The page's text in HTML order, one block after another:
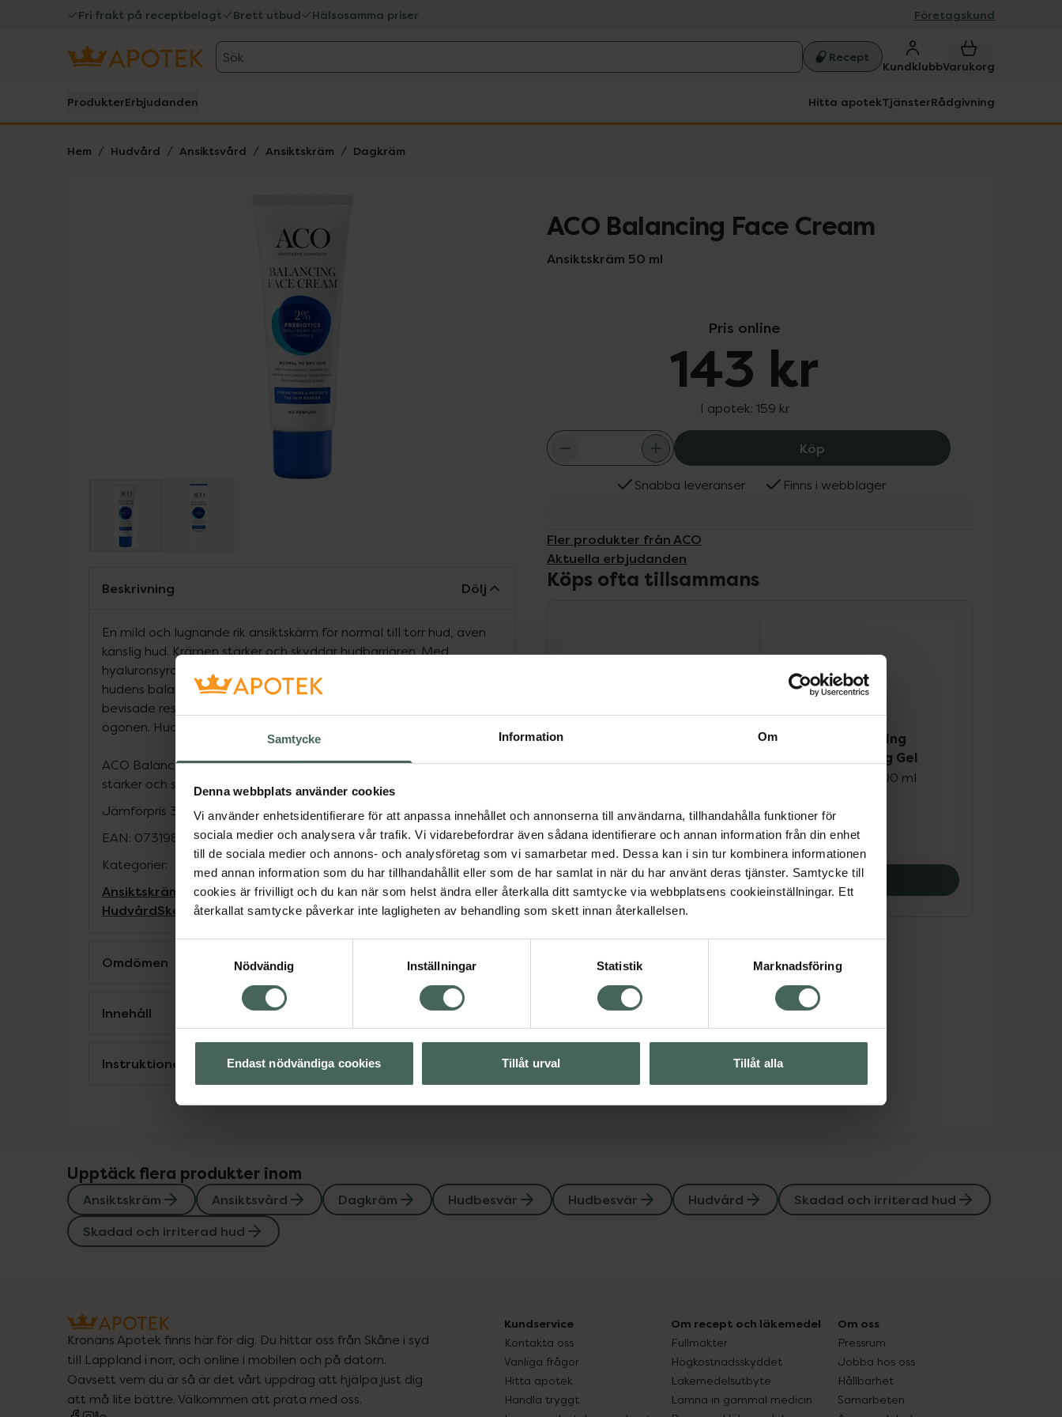
Samtycke Information Om
Denna webbplats använder cookies
Vi använder enhetsidentifierare för att anpassa innehållet och annonserna till användarna, tillhandahålla funktioner för
sociala medier och analysera vår trafik. Vi vidarebefordrar även sådana identifierare och annan information från din enhet
till de sociala medier och annons- och analysföretag som vi samarbetar med. Dessa kan i sin tur kombinera informationen
med annan information som du har tillhandahållit eller som de har samlat in när du har använt deras tjänster. Samtycke till
cookies är frivilligt och du kan när som helst ändra eller återkalla ditt samtycke via webbplatsens cookieinställningar. Ett
återkallat samtycke påverkar inte lagligheten av behandling som skett innan återkallelsen.
Nödvändig
Inställningar Statistik Marknadsföring
Endast nödvändiga cookies Tillåt urval Tillåt alla
Fri frakt på receptbelagt Brett utbud Hälsosamma priser Företagskund
Sök Recept
KundklubbVarukorg
ProdukterErbjudanden Hitta apotekTjänsterRådgivning
Hem Hudvård Ansiktsvård Ansiktskräm Dagkräm
ACO Balancing Face Cream
Ansiktskräm 50 ml
Pris online
143 kr
I apotek: 159 kr
Köp ACO Balancing Face Cream, 143 kr.
Snabba leveranser Finns i webblager
Fler produkter från ACO
Aktuella erbjudanden
Köps ofta tillsammans
Pris online
143 kr
ACO Face Hydrating
Micellar Cleansing Gel
Ansiktsrengöring 200 ml
Pris online
163 kr
Köp båda för
306 kr Köp båda
Beskrivning Dölj
En mild och lugnande rik ansiktskärm för normal till torr hud, även
känslig hud. Krämen stärker och skyddar hudbarriären. Med
hyaluronsyra som återfuktar på djupet, prebiotika som återställer
hudens balans och Vitamin E som vårdar och skyddar huden. Kliniskt
bevisade resultat. Dermatologiskt testad på känslig hud, även runt
ögonen. Hudneutralt pH. Vegansk formulering.
ACO Balancing Face Cream är en del av ACO Protect serien som
stärker och skyddar hudbarriären.
Jämförpris 3180 kr/l
EAN: 07319861025743
Kategorier:
Ansiktskräm AnsiktsvårdDagkrämHudbesvärHudbesvär
HudvårdSkadad och irriterad hudSkadad och irriterad hud
Omdömen Visa
Innehåll Visa
Instruktioner
Upptäck flera produkter inom
Ansiktskräm Ansiktsvård Dagkräm Hudbesvär Hudbesvär Hudvård
Skadad och irriterad hud
Skadad och irriterad hud
Kronans Apotek finns här för dig. Du hittar oss från Skåne i syd
till Lappland i norr, och online i mobilen och på datorn.
Oavsett vem du är så är det vårt uppdrag att hjälpa just dig
att må lite bättre. Välkommen att prata med oss.
Kundservice
Kontakta oss
Vanliga frågor
Hitta apotek
Handla tryggt
Om recept och läkemedel
Fullmakter
Högkostnadsskyddet
Läkemedelsutbyte
Lämna in gammal medicin
Om oss
Pressrum
Jobba hos oss
Hållbarhet
Samarbeten